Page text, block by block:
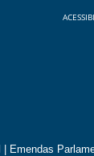
Emendas